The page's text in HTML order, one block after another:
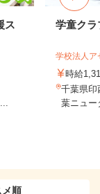
ス
学童クラ
学校法人
時給
千葉県印
葉ニュー